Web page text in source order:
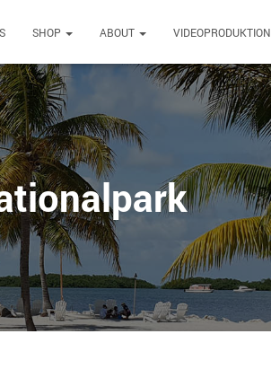
SHOP ABOUT VIDEOPRODUKTION